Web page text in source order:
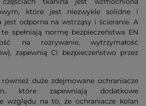
które jest niezwykle solidne i
jest odporna na wstrząsy i ścieranie. A
spełniają normę bezpieczeństwa EN
na rozrywanie, wytrzymałość
zapewnią Ci bezpieczeństwo przez
duże zdejmowane ochraniacze
które zapewniają dodatkowe
względu na to, że ochraniacze kolan